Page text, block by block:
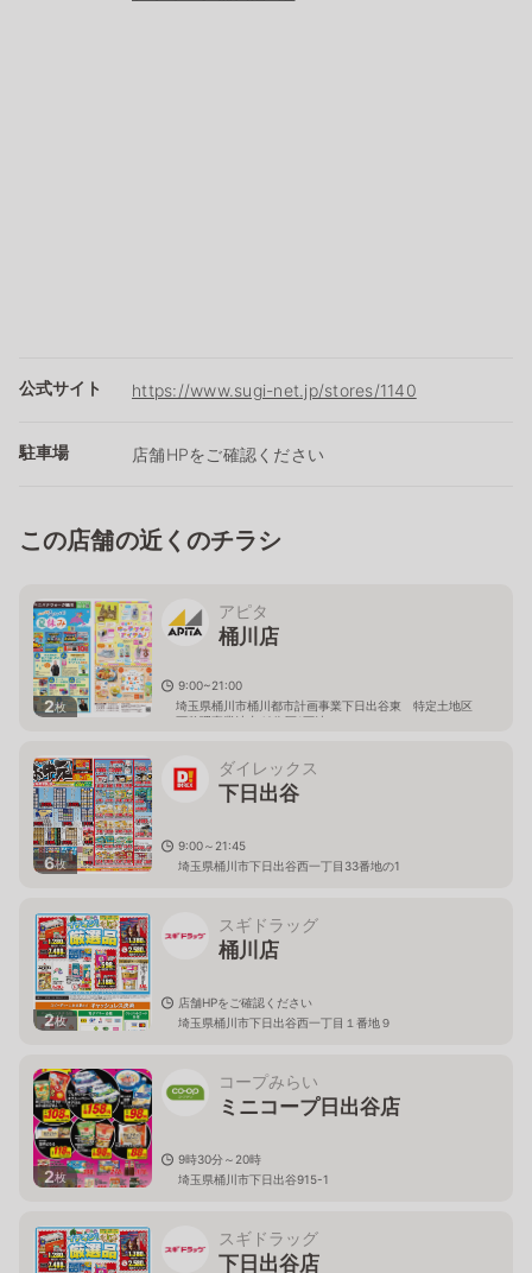
公式サイト https://www.sugi-net.jp/stores/1140
駐車場 店舗HPをご確認ください
この店舗の近くのチラシ
2枚
アピタ
桶川店
9:00~21:00
埼玉県桶川市桶川都市計画事業下日出谷東 特定土地区
画整理事業地内42街区1画地
6枚
ダイレックス
下日出谷
9:00～21:45
埼玉県桶川市下日出谷西一丁目33番地の1
2枚
スギドラッグ
桶川店
店舗HPをご確認ください
埼玉県桶川市下日出谷西一丁目１番地９
2枚
コープみらい
ミニコープ日出谷店
9時30分～20時
埼玉県桶川市下日出谷915-1
スギドラッグ
下日出谷店